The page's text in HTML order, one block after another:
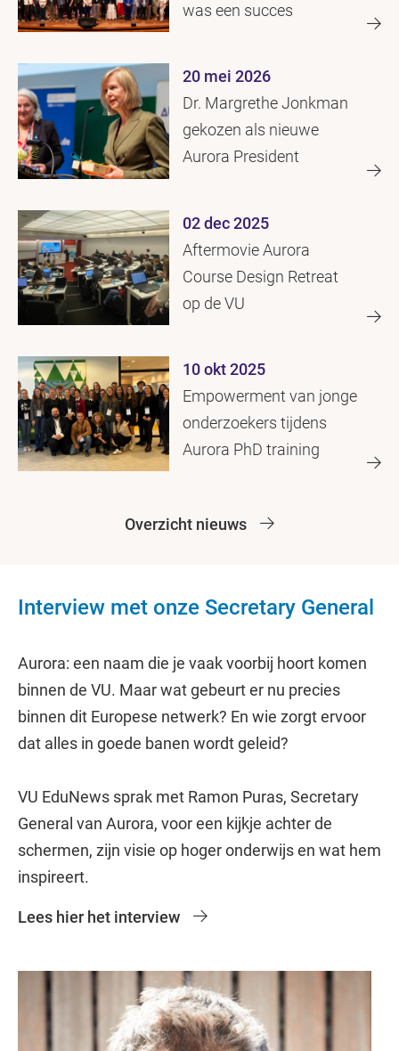
was een succes
20 mei 2026
Dr. Margrethe Jonkman
gekozen als nieuwe
Aurora President
02 dec 2025
Aftermovie Aurora
Course Design Retreat
op de VU
10 okt 2025
Empowerment van jonge
onderzoekers tijdens
Aurora PhD training
Overzicht nieuws
Interview met onze Secretary General
Aurora: een naam die je vaak voorbij hoort komen
binnen de VU. Maar wat gebeurt er nu precies
binnen dit Europese netwerk? En wie zorgt ervoor
dat alles in goede banen wordt geleid?
VU EduNews sprak met Ramon Puras, Secretary
General van Aurora, voor een kijkje achter de
schermen, zijn visie op hoger onderwijs en wat hem
inspireert.
Lees hier het interview